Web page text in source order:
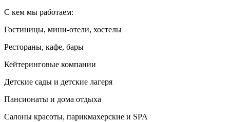
С кем мы работаем:
Гостиницы, мини-отели, хостелы
Рестораны, кафе, бары
Кейтеринговые компании
Детские сады и детские лагеря
Пансионаты и дома отдыха
Салоны красоты, парикмахерские и SPA